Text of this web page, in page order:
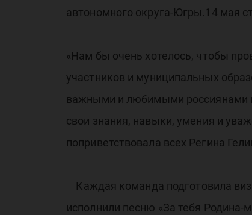
автономного округа-Югры.14 мая
«Нам бы очень хотелось, чтобы
участников и муниципальных
важными и любимыми россиянами
свои знания, навыки, умения и
поприветствовала всех Регина
Каждая команда подготовила
исполнили песню «За тебя